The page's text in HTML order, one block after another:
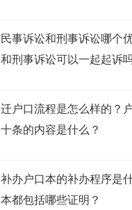
民事诉讼和刑事诉讼哪个
和刑事诉讼可以一起起诉
迁户口流程是怎么样的？
十条的内容是什么？
补办户口本的补办程序是
本都包括哪些证明？